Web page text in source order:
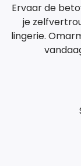
Ervaar de
je
lingerie.